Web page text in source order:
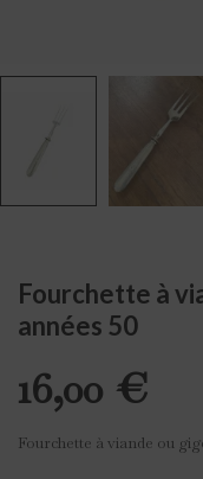
Fourchette à
années 50
16,00 €
Fourchette à viande ou